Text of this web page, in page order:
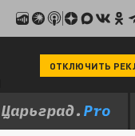
ОТКЛЮЧИТЬ